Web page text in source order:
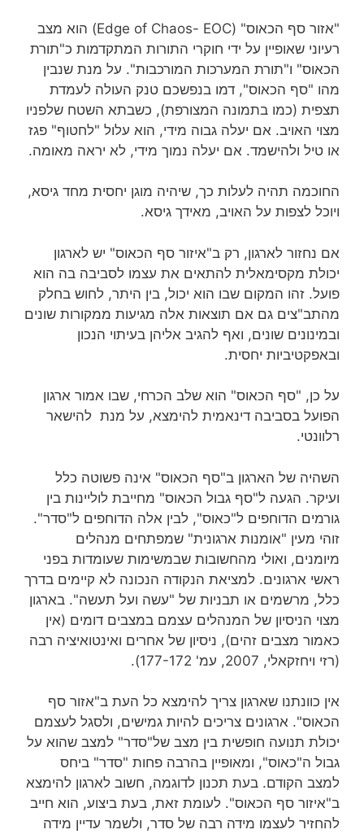
"אזור סף הכאוס" (Edge of Chaos- EOC) הוא מצב
רעיוני שאופיין על ידי חוקרי התורות המתקדמות כ"תורת
הכאוס" ו"תורת המערכות המורכבות". על מנת שנבין
מהו "סף הכאוס", דמו בנפשכם טנק העולה לעמדת
תצפית (כמו בתמונה המצורפת), כשבתא השטח שלפניו
מצוי האויב. אם יעלה גבוה מידי, הוא עלול "לחטוף" פגז
או טיל ולהישמד. אם יעלה נמוך מידי, לא יראה מאומה.
החוכמה תהיה לעלות כך, שיהיה מוגן יחסית מחד גיסא,
ויוכל לצפות על האויב, מאידך גיסא.
אם נחזור לארגון, רק ב"איזור סף הכאוס" יש לארגון
יכולת מקסימאלית להתאים את עצמו לסביבה בה הוא
פועל. זהו המקום שבו הוא יכול, בין היתר, לחוש בחלק
מהתב"צים גם אם תוצאות אלה מגיעות ממקורות שונים
ובמינונים שונים, ואף להגיב אליהן בעיתוי הנכון
ובאפקטיביות יחסית.
על כן, "סף הכאוס" הוא שלב הכרחי, שבו אמור ארגון
הפועל בסביבה דינאמית להימצא, על מנת להישאר
רלוונטי.
השהיה של הארגון ב"סף הכאוס" אינה פשוטה כלל
ועיקר. הגעה ל"סף גבול הכאוס" מחייבת לוליינות בין
גורמים הדוחפים ל"כאוס", לבין אלה הדוחפים ל"סדר".
זוהי מעין "אומנות ארגונית" שמפתחים מנהלים
מיומנים, ואולי מהחשובות שבמשימות שעומדות בפני
ראשי ארגונים. למציאת הנקודה הנכונה לא קיימים בדרך
כלל, מרשמים או תבניות של "עשה ועל תעשה". בארגון
מצוי הניסיון של המנהלים עצמם במצבים דומים (אין
כאמור מצבים זהים), ניסיון של אחרים ואינטואיציה רבה
(רזי ויחזקאלי, 2007, עמ' 177-172).
אין כוונתנו שארגון צריך להימצא כל העת ב"אזור סף
הכאוס". ארגונים צריכים להיות גמישים, ולסגל לעצמם
יכולת תנועה חופשית בין מצב של"סדר" למצב שהוא על
גבול ה"כאוס", ומאופיין בהרבה פחות "סדר" ביחס
למצב הקודם. בעת תכנון לדוגמה, חשוב לארגון להימצא
ב"איזור סף הכאוס". לעומת זאת, בעת ביצוע, הוא חייב
להחזיר לעצמו מידה רבה של סדר, ולשמר עדיין מידה